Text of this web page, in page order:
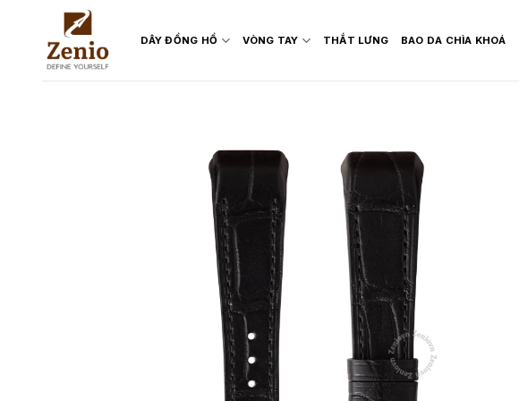
content
DÂY ĐỒNG HỒ VÒNG TAY THẮT LƯNG BAO DA CHÌA KHOÁ